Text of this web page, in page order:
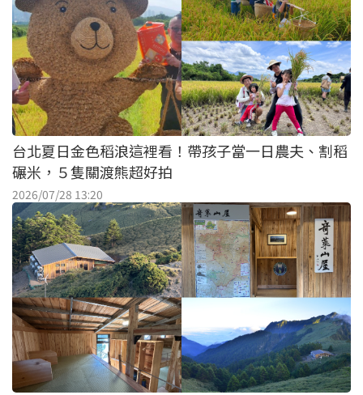
台北夏日金色稻浪這裡看！帶孩子當一日農夫、割稻
碾米，５隻關渡熊超好拍
2026/07/28 13:20